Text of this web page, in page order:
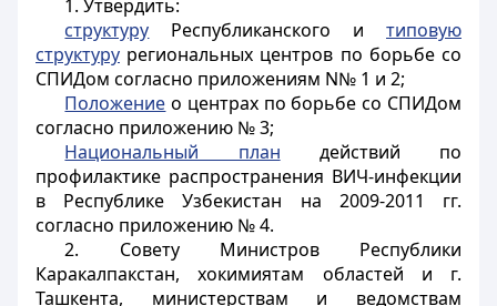
1. Утвердить:
структуру Республиканского и типовую
структуру региональных центров по борьбе со
СПИДом согласно приложениям N№ 1 и 2;
Положение о центрах по борьбе со СПИДом
согласно приложению № 3;
Национальный план действий по
профилактике распространения ВИЧ-инфекции
в Республике Узбекистан на 2009-2011 гг.
согласно приложению № 4.
2. Совету Министров Республики
Каракалпакстан, хокимиятам областей и г.
Ташкента, министерствам и ведомствам